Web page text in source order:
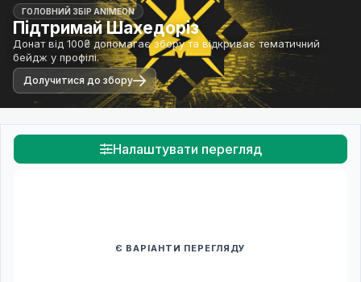
ГОЛОВНИЙ ЗБІР ANIMEON
Підтримай Шахедоріз
Донат від 100₴ допомагає збору та відкриває тематичний
бейдж у профілі.
Долучитися до збору
Налаштувати перегляд
Є ВАРІАНТИ ПЕРЕГЛЯДУ